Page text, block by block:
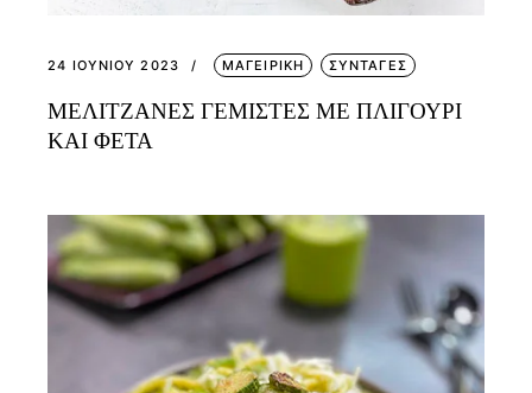
24 ΙΟΥΝΊΟΥ 2023 ΜΑΓΕΙΡΙΚΗ ΣΥΝΤΑΓΕΣ
ΜΕΛΙΤΖΑΝΕΣ ΓΕΜΙΣΤΕΣ ΜΕ ΠΛΙΓΟΥΡΙ
ΚΑΙ ΦΕΤΑ